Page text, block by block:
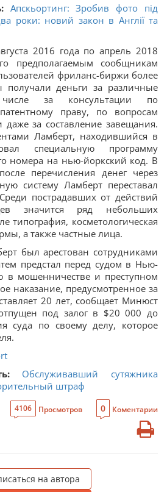
Апскьортинг: Зробив фото під
роки: новий закон в Англії та
2016 года по апрель 2018
предполагаемым сообщникам
фриланс-биржи более
деньги за различные
за консультации по
праву, по вопросам
даже за составление завещания.
Ламберт, находившийся в
специальную программу
номера на нью-йоркский код. В
перечисления денег через
систему Ламберт переставал
пострадавших от действий
значится ряд небольших
типография, косметологическая
а также частные лица.
был арестован сотрудниками
предстал перед судом в Нью-
в мошенничестве и преступном
наказание, предусмотренное за
20 лет, сообщает Минюст
под залог в $20 000 до
суда по своему делу, которое
Обслуживавший сутяжника
штраф
4106 Просмотров 0 Коментарии
на автора